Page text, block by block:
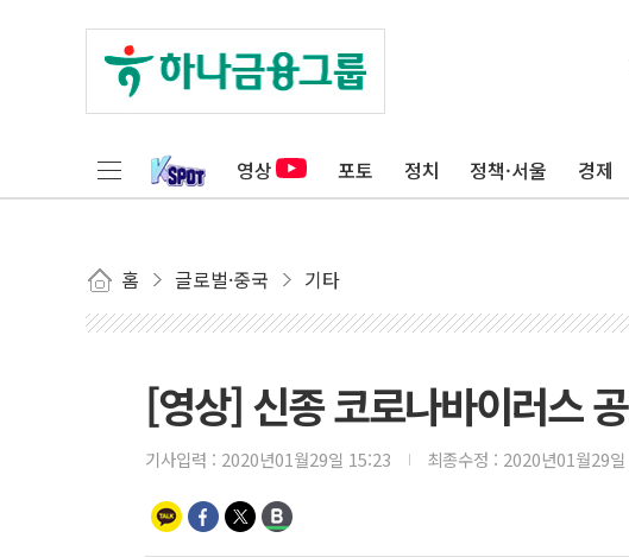
영상 포토 정치 정책·서울 경제
홈 글로벌·중국 기타
[영상] 신종 코로나바이러스
기사입력 : 2020년01월29일 15:23 최종수정 : 2020년01월29